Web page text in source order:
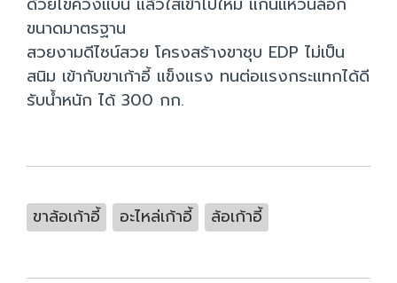
ขนาดมาตรฐาน
สวยงามดีไซน์สวย โครงสร้างขาชุบ EDP ไม่เป็น
สนิม เข้ากับขาเก้าอี้ แข็งแรง ทนต่อแรงกระแทกได้ดี
รับน้ำหนัก ได้ 300 กก.
ขาล้อเก้าอี้ อะไหล่เก้าอี้ ล้อเก้าอี้